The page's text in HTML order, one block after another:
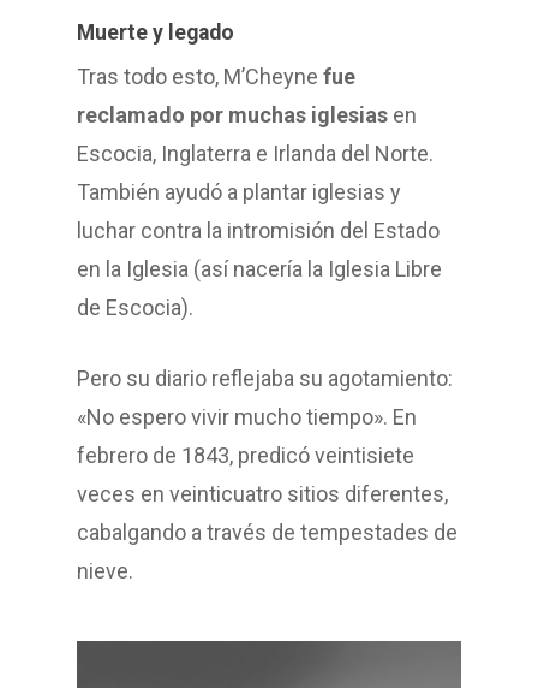
Muerte y legado
Tras todo esto, M’Cheyne fue
reclamado por muchas iglesias en
Escocia, Inglaterra e Irlanda del Norte.
También ayudó a plantar iglesias y
luchar contra la intromisión del Estado
en la Iglesia (así nacería la Iglesia Libre
de Escocia).
Pero su diario reflejaba su agotamiento:
«No espero vivir mucho tiempo». En
febrero de 1843, predicó veintisiete
veces en veinticuatro sitios diferentes,
cabalgando a través de tempestades de
nieve.